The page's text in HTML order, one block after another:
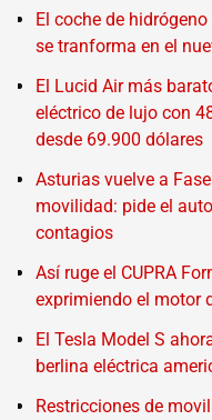
El coche de
se tranforma en el
El Lucid Air más
eléctrico de lujo con
desde 69.900 dólares
Asturias vuelve a
movilidad: pide el
contagios
Así ruge el CUPRA
exprimiendo el motor
El Tesla Model S
berlina eléctrica
Restricciones de